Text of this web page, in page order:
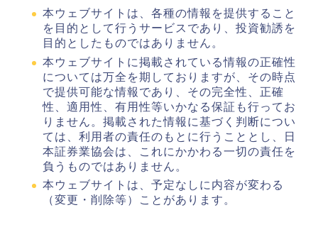
本ウェブサイトは、各種の情報を提供すること
を目的として行うサービスであり、投資勧誘を
目的としたものではありません。
本ウェブサイトに掲載されている情報の正確性
については万全を期しておりますが、その時点
で提供可能な情報であり、その完全性、正確
性、適用性、有用性等いかなる保証も行ってお
りません。掲載された情報に基づく判断につい
ては、利用者の責任のもとに行うこととし、日
本証券業協会は、これにかかわる一切の責任を
負うものではありません。
本ウェブサイトは、予定なしに内容が変わる
（変更・削除等）ことがあります。